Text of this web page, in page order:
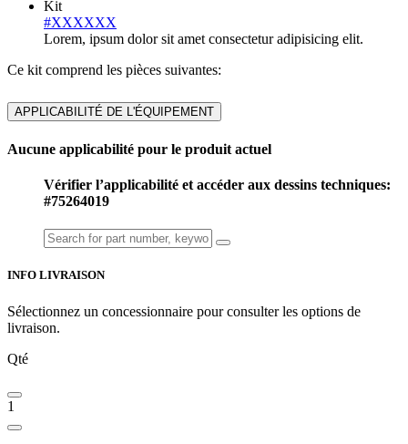
Kit
#XXXXXX
Lorem, ipsum dolor sit amet consectetur adipisicing elit.
Ce kit comprend les pièces suivantes:
APPLICABILITÉ DE L'ÉQUIPEMENT
Aucune applicabilité pour le produit actuel
Vérifier l’applicabilité et accéder aux dessins techniques:
#75264019
INFO LIVRAISON
Sélectionnez un concessionnaire pour consulter les options de
livraison.
Qté
1